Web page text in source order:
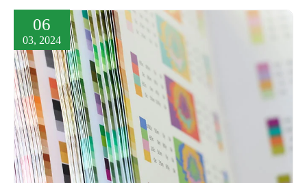
06
03, 2024